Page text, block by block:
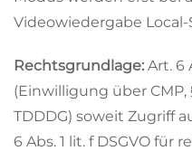
Videowiedergabe
Rechtsgrundlage: Art. 6
(Einwilligung über CMP,
TDDDG) soweit Zugriff
6 Abs. 1 lit. f DSGVO für